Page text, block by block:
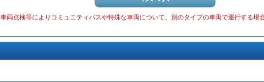
車両点検等によりコミュニティバスや特殊な車両について、別のタイプの車両で運行する場